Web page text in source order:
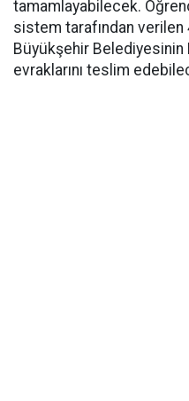
tamamlayabilecek.
sistem tarafından verilen
Büyükşehir
evraklarını teslim